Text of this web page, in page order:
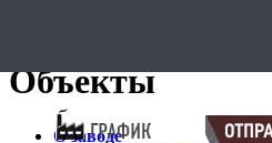
Объекты
О заводе